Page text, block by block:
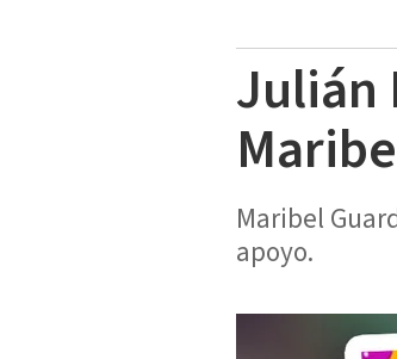
Julián
Maribel
apoyo.